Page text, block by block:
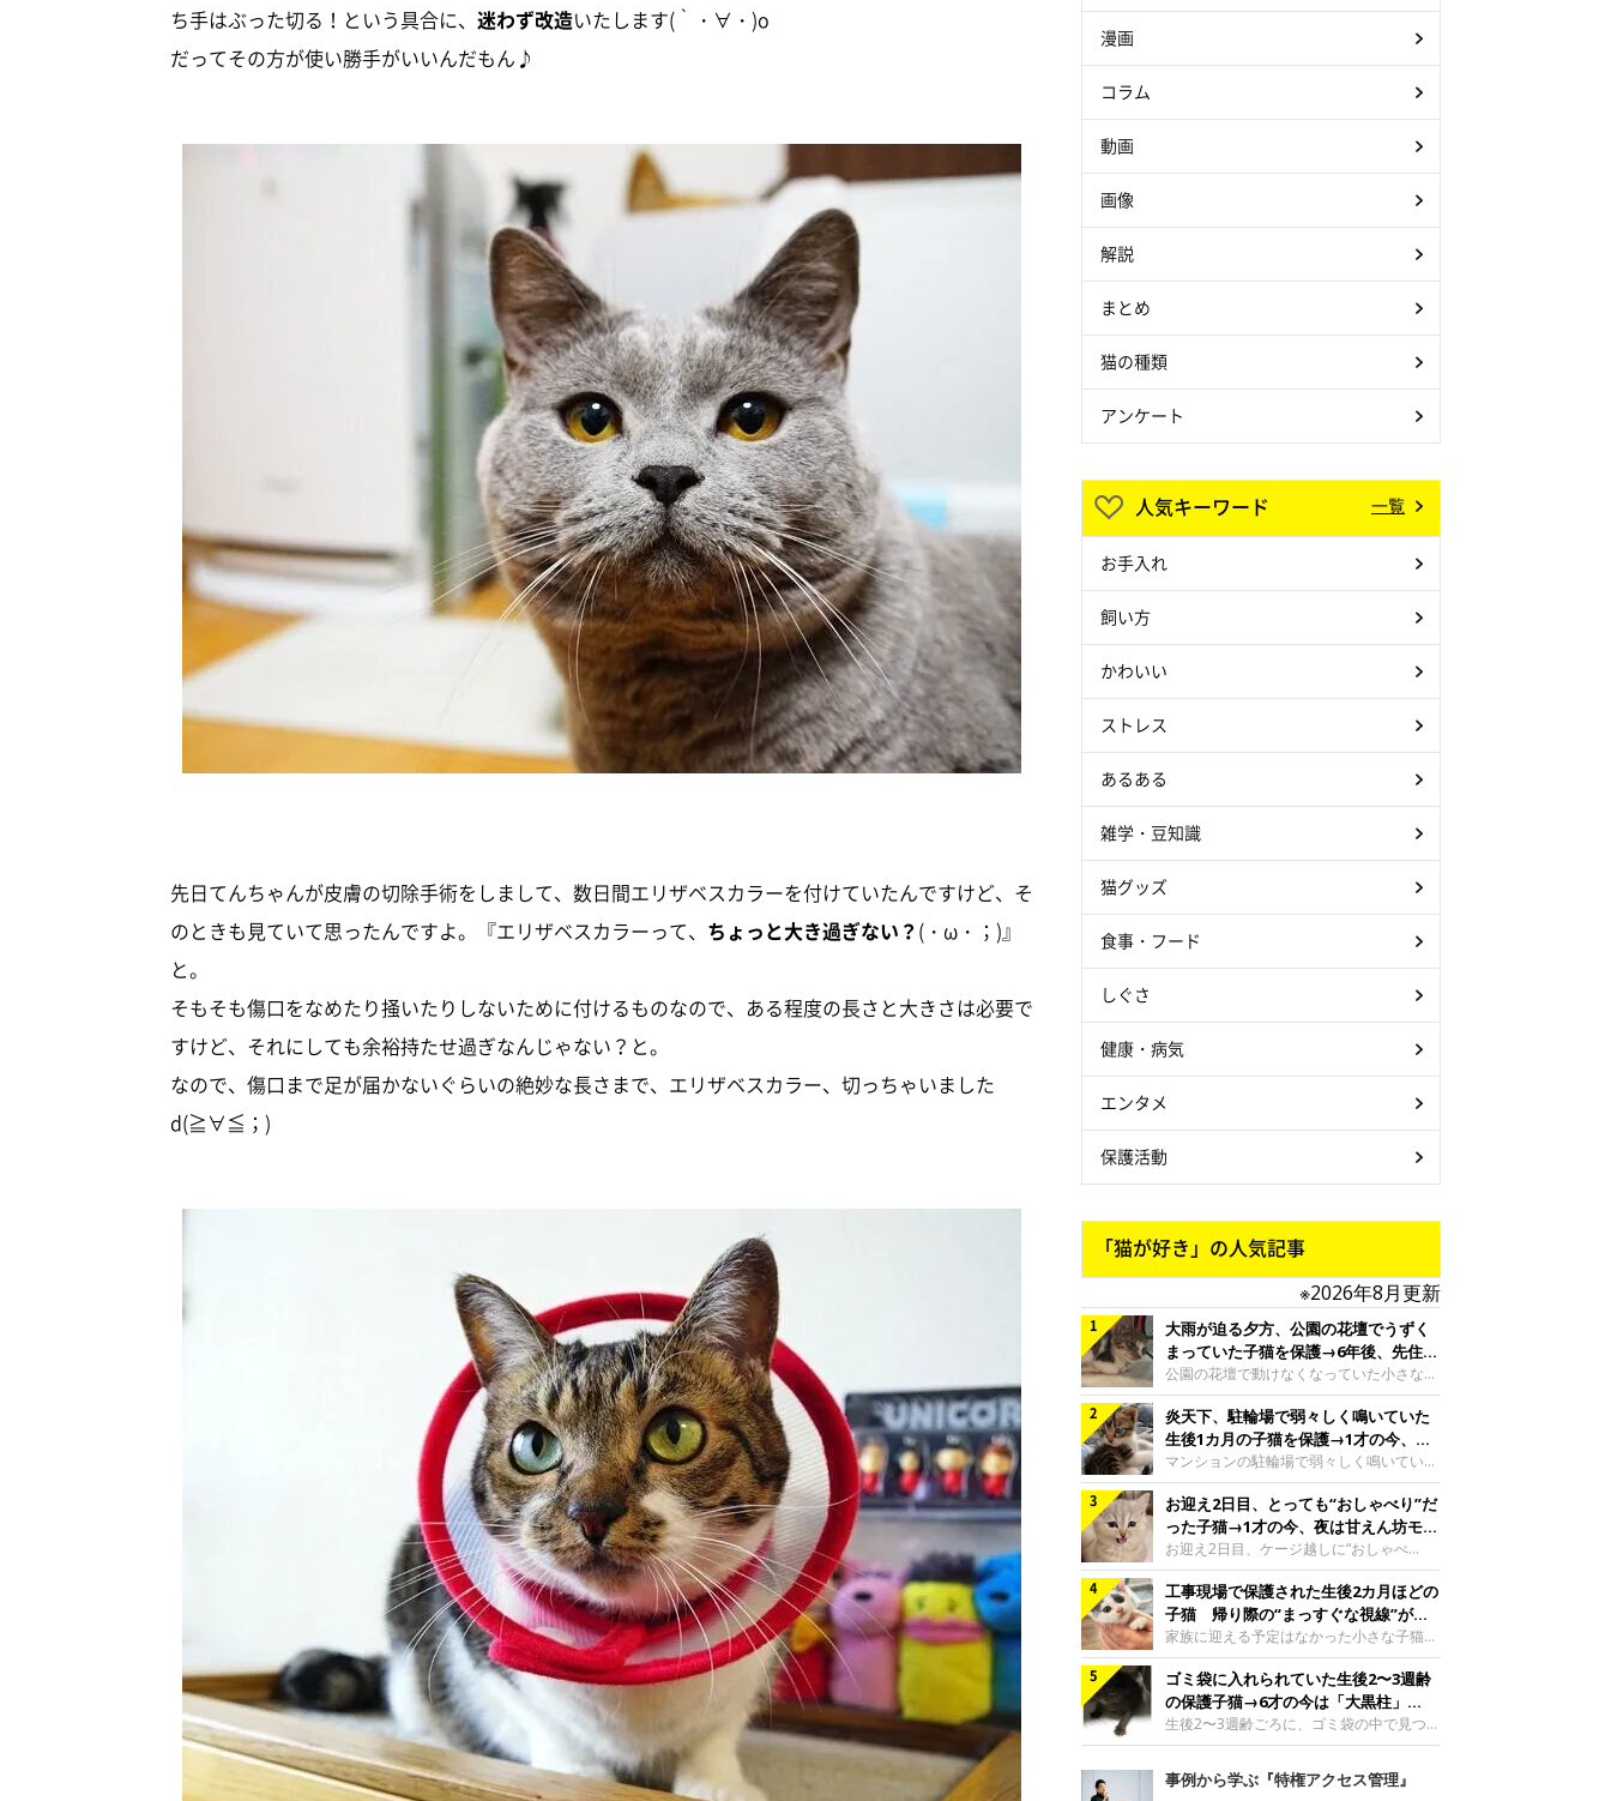
ち手はぶった切る！という具合に、 迷わず改造いたします(｀・∀・)o
だってその方が使い勝手がいいんだもん♪
先日てんちゃんが皮膚の切除手術をしまして、数日間エリザベスカラーを付けていたんですけど、そ
のときも見ていて思ったんですよ。『エリザベスカラーって、 ちょっと大き過ぎない？ (・ω・；)』
と。
そもそも傷口をなめたり掻いたりしないために付けるものなので、ある程度の長さと大きさは必要で
すけど、それにしても余裕持たせ過ぎなんじゃない？と。
なので、傷口まで足が届かないぐらいの絶妙な長さまで、エリザベスカラー、切っちゃいました
d(≧∀≦；)
漫画
コラム
動画
画像
解説
まとめ
猫の種類
アンケート
人気キーワード 一覧
お手入れ
飼い方
かわいい
ストレス
あるある
雑学・豆知識
猫グッズ
食事・フード
しぐさ
健康・病気
エンタメ
保護活動
「猫が好き」の人気記事
※2026年8月更新
大雨が迫る夕方、公園の花壇でうずく
まっていた子猫を保護→6年後、先住猫
と“姉妹”のような関係に
公園の花壇で動けなくなっていた小さな子
猫。家族に迎えられてから6年、先住猫と
の間には深い絆が育まれていました。保護
当時のティダちゃん。
@muumuu62197189紹介するのは、
X（旧Twitter）ユーザー
@muumuu62197189さんの愛猫・ティダ
ちゃん（取材時6才）の成長記録です。こ
ちらは、生後3カ月ごろのティダちゃん。
飼い主さんが出会ったのは、夜から大雨に
なると予報されていた日の夕方でした。花
壇で動けずにいた子猫保護したばかりのテ
ィダちゃん。@muumuu62197189飼い主
さんは、公園の
炎天下、駐輪場で弱々しく鳴いていた
生後1カ月の子猫を保護→1才の今、筋
肉質でツンデレなコに成長
マンションの駐輪場で弱々しく鳴いてい
た、生後1カ月ほどの子猫。家族に迎えら
れてから1年、体も行動も大きく成長しま
した。炎天下の駐輪場で鳴いていた小さな
子猫保護当時のモモちゃん。@Kingponzu
紹介するのは、X（旧Twitter）ユーザー
@Kingponzuさんの愛猫・モモちゃん（取
材時1才）の成長記録です。こちらは、モ
モちゃんが生後1カ月ごろに撮影された一
枚。飼い主さんの自宅マンションの駐輪場
で鳴いていたところを保護された当時の姿
です。子猫時代のモモちゃん。
@Kingponzuその日は気温が35℃を
お迎え2日目、とっても“おしゃべり”だ
った子猫→1才の今、夜は甘えん坊モー
ドになるコに成長！
お迎え2日目、ケージ越しに“おしゃべ
り”する姿を見せていた子猫。1才になった
今も見せる愛らしい姿にキュンとします。
お迎え2日目、ケージ越しに何かを伝える
ももちゃん“おしゃべり”なももちゃん。
@poocoonyan紹介するのは、Instagram
ユーザー@poocoonyanさんの愛猫・もも
ちゃん（取材時1才／マンチカン）です。
こちらの動画は、ももちゃんが生後2カ月
を過ぎたころ、お迎え2日目に撮影された
ため、当時はケージの中で過ごしていまし
工事現場で保護された生後2カ月ほどの
子猫 帰り際の“まっすぐな視線”が忘
れられず、家族の一員に
家族に迎える予定はなかった小さな子猫。
帰り際に見せた姿が、飼い主さんの心に残
りました。保護当時の夏目ちゃん。
@shibainu_rintaro紹介するのは、
Instagramユーザー@shibainu_rintaroさ
んの愛猫・夏目（なつめ）ちゃん（取材時
3才）。工事現場で親猫とはぐれたとみら
れ、保護された当時は生後2カ月ほどだっ
ゴミ袋に入れられていた生後2〜3週齢
の保護子猫→6才の今は「大黒柱」
に！ 美しい黒猫に成長した姿にグッ
とくる
生後2〜3週齢ごろに、ゴミ袋の中で見つか
った小さな命。ミルクから育てられたその
子猫は今、家族に欠かせない存在へと成長
しました。ゴミ袋の中で見つかった、ミニ
事例から学ぶ『特権アクセス管理』